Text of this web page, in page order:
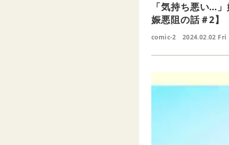
「気持ち悪い…
娠悪阻の話＃2】
comic-2 2024.02.02 Fri